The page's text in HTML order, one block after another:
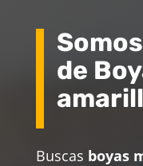
de
Buscas boyas